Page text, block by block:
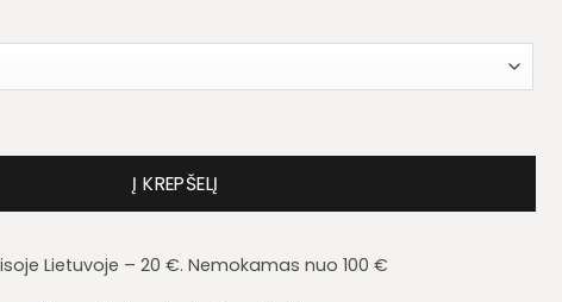
160
Į KREPŠELĮ
Lietuvoje – 20 €. Nemokamas nuo 100 €